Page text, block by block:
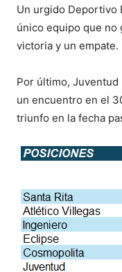
Un urgido Deportivo
único equipo que no
victoria y un empate.
Por último,
un encuentro en el
triunfo en la fecha